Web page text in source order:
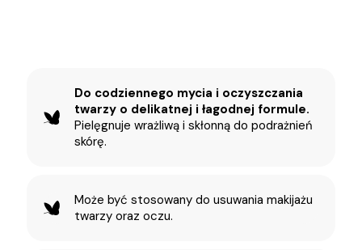
Do codziennego mycia i oczyszczania
twarzy o delikatnej i łagodnej formule.
Pielęgnuje wrażliwą i skłonną do podrażnień
skórę.
Może być stosowany do usuwania makijażu
twarzy oraz oczu.